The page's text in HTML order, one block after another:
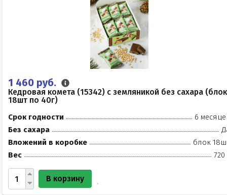
1 460 руб.
Кедровая комета (15342) с земляникой без сахара (блок
18шт по 40г)
Срок годности
6
Без сахара
Вложений в коробке
блок
Вес
720
В корзину